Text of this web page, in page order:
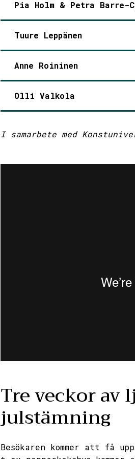
Pia Holm & Petra Barre-
Tuure Leppänen
Anne Roininen
Olli Valkola
I samarbete med
Tre veckor av
julstämning
Besökaren kommer att få